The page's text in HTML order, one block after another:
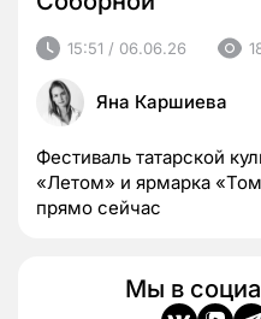
15:51 / 06.06.26
Яна Каршиева
Фестиваль татарской
«Летом» и ярмарка
прямо сейчас
Мы в